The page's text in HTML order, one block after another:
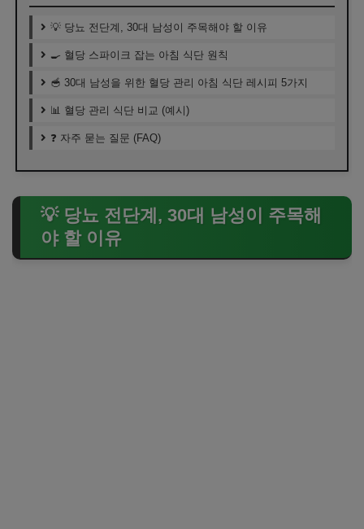
💡 당뇨 전단계, 30대 남성이 주목해야 할 이유
🍳 혈당 스파이크 잡는 아침 식단 원칙
🥣 30대 남성을 위한 혈당 관리 아침 식단 레시피 5가지
📊 혈당 관리 식단 비교 (예시)
❓ 자주 묻는 질문 (FAQ)
💡 당뇨 전단계, 30대 남성이 주목해
야 할 이유